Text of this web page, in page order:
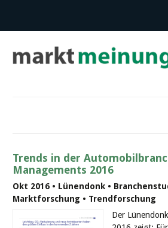
Trends in der
Managements 2016
Okt 2016 • Lünendonk •
Marktforschung • Trendforschung
Der